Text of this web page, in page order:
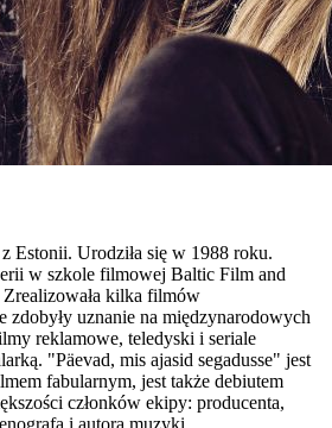
Estonii. Urodziła się w 1988 roku.
w szkole filmowej Baltic Film and
kilka filmów
zdobyły uznanie na międzynarodowych
reklamowe, teledyski i seriale
"Päevad, mis ajasid segadusse" jest
fabularnym, jest także debiutem
członków ekipy: producenta,
i autora muzyki.